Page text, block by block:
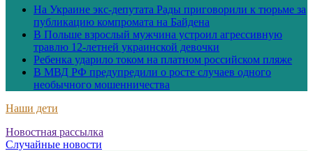
На Украине экс-депутата Рады приговорили к тюрьме за
публикацию компромата на Байдена
В Польше взрослый мужчина устроил агрессивную
травлю 12-летней украинской девочки
Ребенка ударило током на платном российском пляже
В МВД РФ предупредили о росте случаев одного
необычного мошенничества
Наши дети
Новостная рассылка
Случайные новости